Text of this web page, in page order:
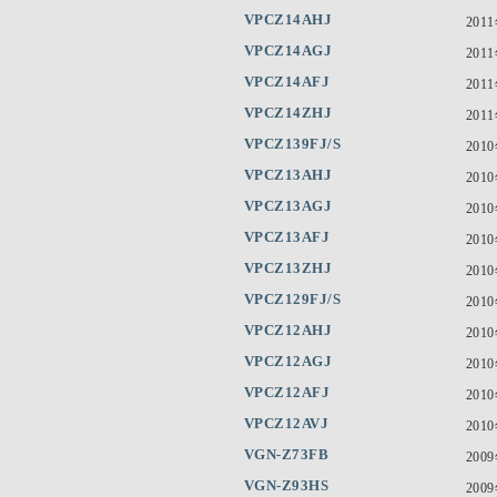
VPCZ14AHJ
VPCZ14AGJ
VPCZ14AFJ
VPCZ14ZHJ
VPCZ139FJ/S
VPCZ13AHJ
VPCZ13AGJ
VPCZ13AFJ
VPCZ13ZHJ
VPCZ129FJ/S
VPCZ12AHJ
VPCZ12AGJ
VPCZ12AFJ
VPCZ12AVJ
VGN-Z73FB
VGN-Z93HS